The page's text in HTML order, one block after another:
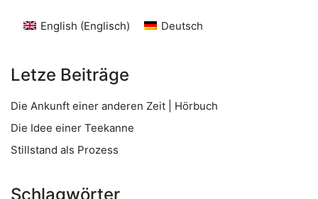
English (Englisch) Deutsch
Letze Beiträge
Die Ankunft einer anderen Zeit | Hörbuch
Die Idee einer Teekanne
Stillstand als Prozess
Schlagwörter